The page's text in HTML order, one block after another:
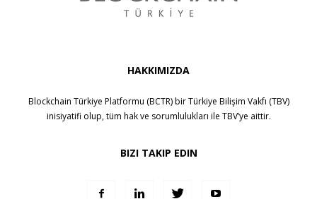
HAKKIMIZDA
Blockchain Türkiye Platformu (BCTR) birTürkiye Bilişim Vakfı (TBV)
inisiyatifi olup, tüm hak ve sorumlulukları ile TBV’ye aittir.
BIZI TAKIP EDIN